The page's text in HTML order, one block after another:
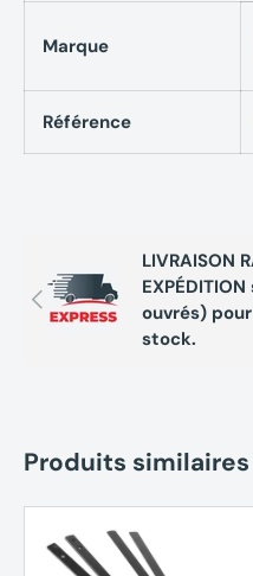
Marque
Référence
Précédent
LIVRAISON
ouvrés)
stock.
Produits similaires